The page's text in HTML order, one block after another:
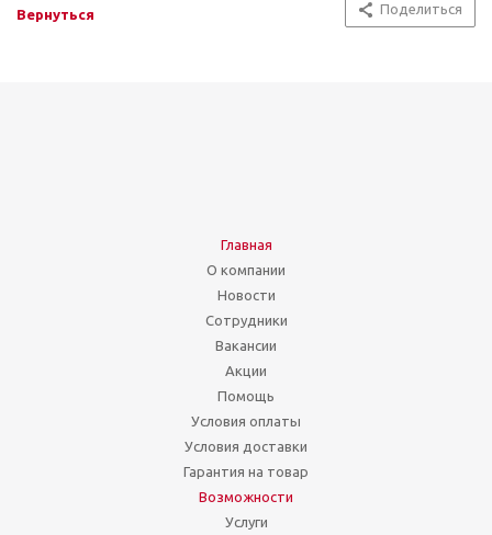
Вернуться Поделиться
Главная
О компании
Новости
Сотрудники
Вакансии
Акции
Помощь
Условия оплаты
Условия доставки
Гарантия на товар
Возможности
Услуги